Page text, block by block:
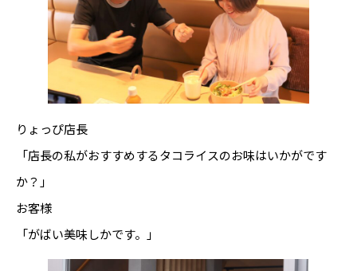
りょっぴ店長
「店長の私がおすすめするタコライスのお味はいかがです
か？」
お客様
「がばい美味しかです。」